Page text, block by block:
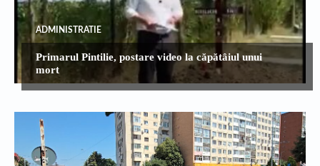
ADMINISTRATIE
Primarul Pintilie, postare video la căpătâiul unui
mort